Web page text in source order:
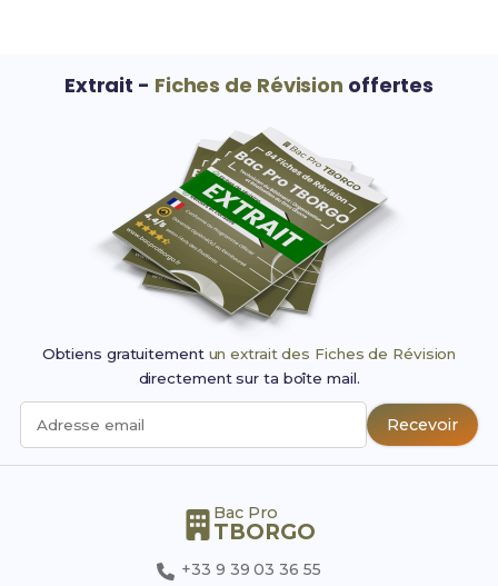
Extrait - Fiches de Révision offertes
Obtiens gratuitement un extrait des Fiches de Révision
directement sur ta boîte mail.
Adresse email Recevoir
Bac Pro
TBORGO
+33 9 39 03 36 55